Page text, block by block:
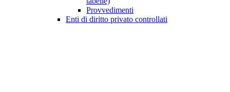
Provvedimenti
Enti di diritto privato controllati